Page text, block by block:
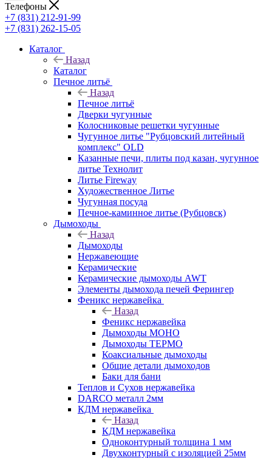
Телефоны
+7 (831) 212-91-99
+7 (831) 262-15-05
Каталог
Назад
Каталог
Печное литьё
Назад
Печное литьё
Дверки чугунные
Колосниковые решетки чугунные
Чугунное литье "Рубцовский литейный
комплекс" OLD
Казанные печи, плиты под казан, чугунное
литье Технолит
Литье Fireway
Художественное Литье
Чугунная посуда
Печное-каминное литье (Рубцовск)
Дымоходы
Назад
Дымоходы
Нержавеющие
Керамические
Керамические дымоходы AWT
Элементы дымохода печей Ферингер
Феникс нержавейка
Назад
Феникс нержавейка
Дымоходы МОНО
Дымоходы ТЕРМО
Коаксиальные дымоходы
Общие детали дымоходов
Баки для бани
Теплов и Сухов нержавейка
DARCO металл 2мм
КДМ нержавейка
Назад
КДМ нержавейка
Одноконтурный толщина 1 мм
Двухконтурный с изоляцией 25мм